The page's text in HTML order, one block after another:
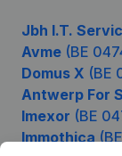
Jbh I.T.
Avme (BE
Domus X (BE
Antwerp For
Imexor (BE
Immothica